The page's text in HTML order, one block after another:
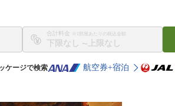
合計料金 ※1部屋あたりの税込金額
〜
ケージで検索 航空券+宿泊